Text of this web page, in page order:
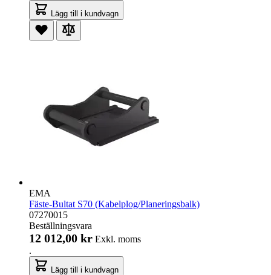
Lägg till i kundvagn
EMA
Fäste-Bultat S70 (Kabelplog/Planeringsbalk)
07270015
Beställningsvara
12 012,00 kr Exkl. moms
.
Lägg till i kundvagn